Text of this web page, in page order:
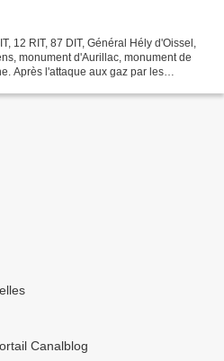
12 RIT, 87 DIT, Général Hély d'Oissel,
monument d'Aurillac, monument de
Après l'attaque aux gaz par les
Canalblog